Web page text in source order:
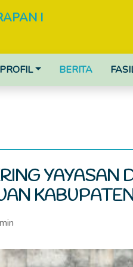
I
PROFIL BERITA
YAYASAN